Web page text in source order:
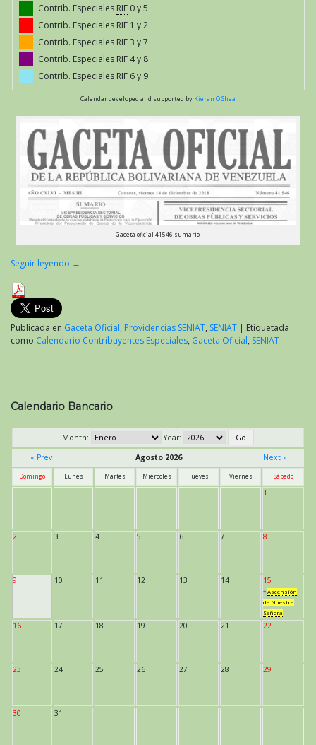
Contrib. Especiales RIF 0 y 5
Contrib. Especiales RIF 1 y 2
Contrib. Especiales RIF 3 y 7
Contrib. Especiales RIF 4 y 8
Contrib. Especiales RIF 6 y 9
Calendar developed and supported by Kieran O'Shea
Gaceta oficial 41546 sumario
Seguir leyendo →
Publicada en Gaceta Oficial, Providencias SENIAT, SENIAT | Etiquetada
como Calendario Contribuyentes Especiales, Gaceta Oficial, SENIAT
Calendario Bancario
Month:
Year:
« Prev
Agosto 2026 Next »
Domingo Lunes Martes Miércoles Jueves Viernes Sábado
1
2 3 4 5 6 7 8
9 10 11 12 13 14 15
* Ascensión
de Nuestra
Señora
16 17 18 19 20 21 22
23 24 25 26 27 28 29
30 31